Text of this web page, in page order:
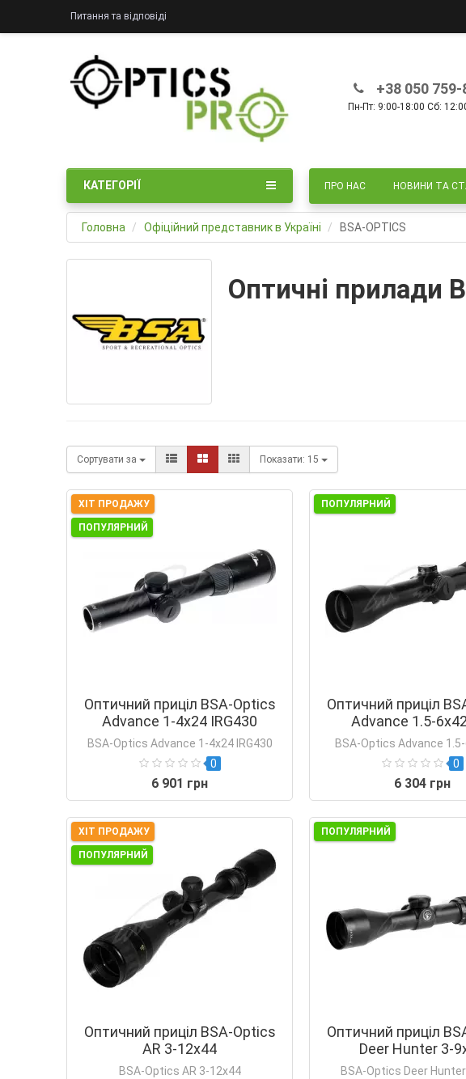
Питання та відповіді
+38 050
Пн-Пт: 9:00-18:00 Сб:
ПРО НАС НОВИНИ ТА
КАТЕГОРІЇ
Головна Офіційний представник в Україні BSA-OPTICS
Оптичні прилади
Сортувати за Показати: 15
ХІТ ПРОДАЖУ
ПОПУЛЯРНИЙ
Оптичний приціл BSA-Optics
Advance 1-4x24 IRG430
BSA-Optics Advance 1-4x24 IRG430
0
6 901 грн
ПОПУЛЯРНИЙ
Оптичний приціл
Advance 1.5-
BSA-Optics Advance 1.5-
0
6 304 грн
ХІТ ПРОДАЖУ
ПОПУЛЯРНИЙ
Оптичний приціл BSA-Optics
AR 3-12х44
BSA-Optics AR 3-12х44
ПОПУЛЯРНИЙ
Оптичний приціл
Deer Hunter 3-
BSA-Optics Deer